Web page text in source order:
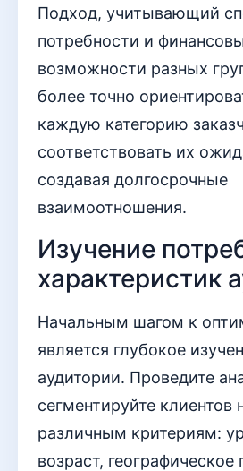
Подход, учитывающий
потребности и
возможности разных
более точно
каждую категорию
соответствовать их
создавая долгосрочные
взаимоотношения.
Изучение
характеристик
Начальным шагом к
является глубокое
аудитории. Проведите
сегментируйте клиентов
различным критериям:
возраст,